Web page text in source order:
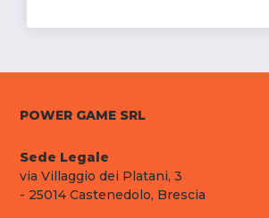
POWER GAME SRL
Sede Legale
via Villaggio dei Platani, 3
- 25014 Castenedolo, Brescia